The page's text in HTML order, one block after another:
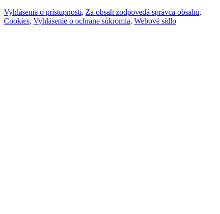
Vyhlásenie o prístupnosti, Za obsah zodpovedá správca obsahu,
Cookies, Vyhlásenie o ochrane súkromia, Webové sídlo